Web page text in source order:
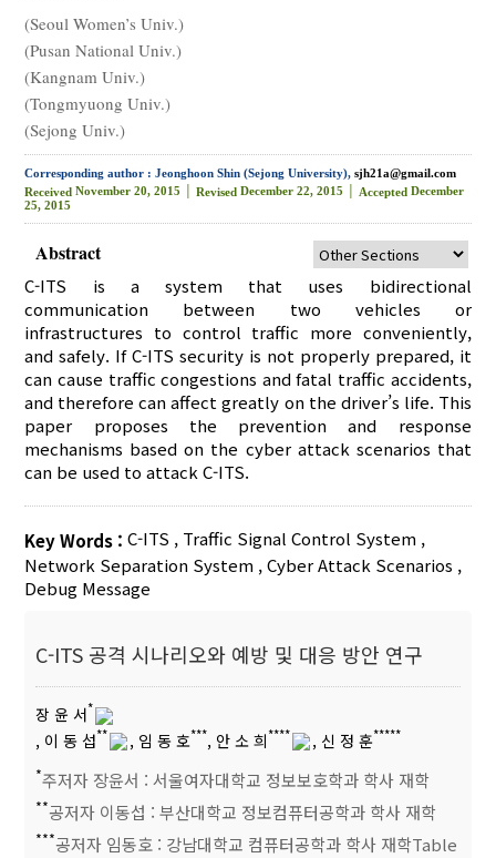
(Seoul Women’s Univ.)
(Pusan National Univ.)
(Kangnam Univ.)
(Tongmyuong Univ.)
(Sejong Univ.)
Corresponding author : Jeonghoon Shin (Sejong University),sjh21a@gmail.com
Received November 20, 2015 │Revised December 22, 2015 │ Accepted December
25, 2015
Abstract
C-ITS is a system that uses bidirectional
communication between two vehicles or
infrastructures to control traffic more conveniently,
and safely. If C-ITS security is not properly prepared, it
can cause traffic congestions and fatal traffic accidents,
and therefore can affect greatly on the driver’s life. This
paper proposes the prevention and response
mechanisms based on the cyber attack scenarios that
can be used to attack C-ITS.
Key Words :C-ITS , Traffic Signal Control System ,
Network Separation System ,Cyber Attack Scenarios ,
Debug Message
C-ITS 공격 시나리오와 예방 및 대응 방안 연구
장 윤 서*
, 이 동 섭** , 임 동 호***, 안 소 희**** , 신 정 훈*****
*주저자 장윤서 : 서울여자대학교 정보보호학과 학사 재학
**공저자 이동섭 : 부산대학교 정보컴퓨터공학과 학사 재학
***공저자 임동호 : 강남대학교 컴퓨터공학과 학사 재학Table